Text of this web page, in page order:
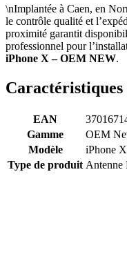
\nImplantée à Caen, en
le contrôle qualité et
proximité garantit
professionnel pour
iPhone X – OEM NEW.
Caractéristiques
EAN
Gamme
OEM
Modèle
iPhone X
Type de produit Antenne